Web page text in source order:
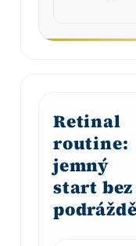
Retinal
routine:
jemný
start bez